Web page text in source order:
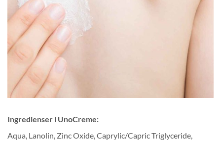
Ingredienser i UnoCreme:
Aqua, Lanolin, Zinc Oxide, Caprylic/Capric Triglyceride,